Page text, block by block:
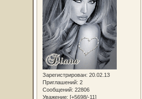
Зарегистрирован: 20.02.13
Приглашений: 2
Сообщений: 22806
Уважение: [+5698/-11]